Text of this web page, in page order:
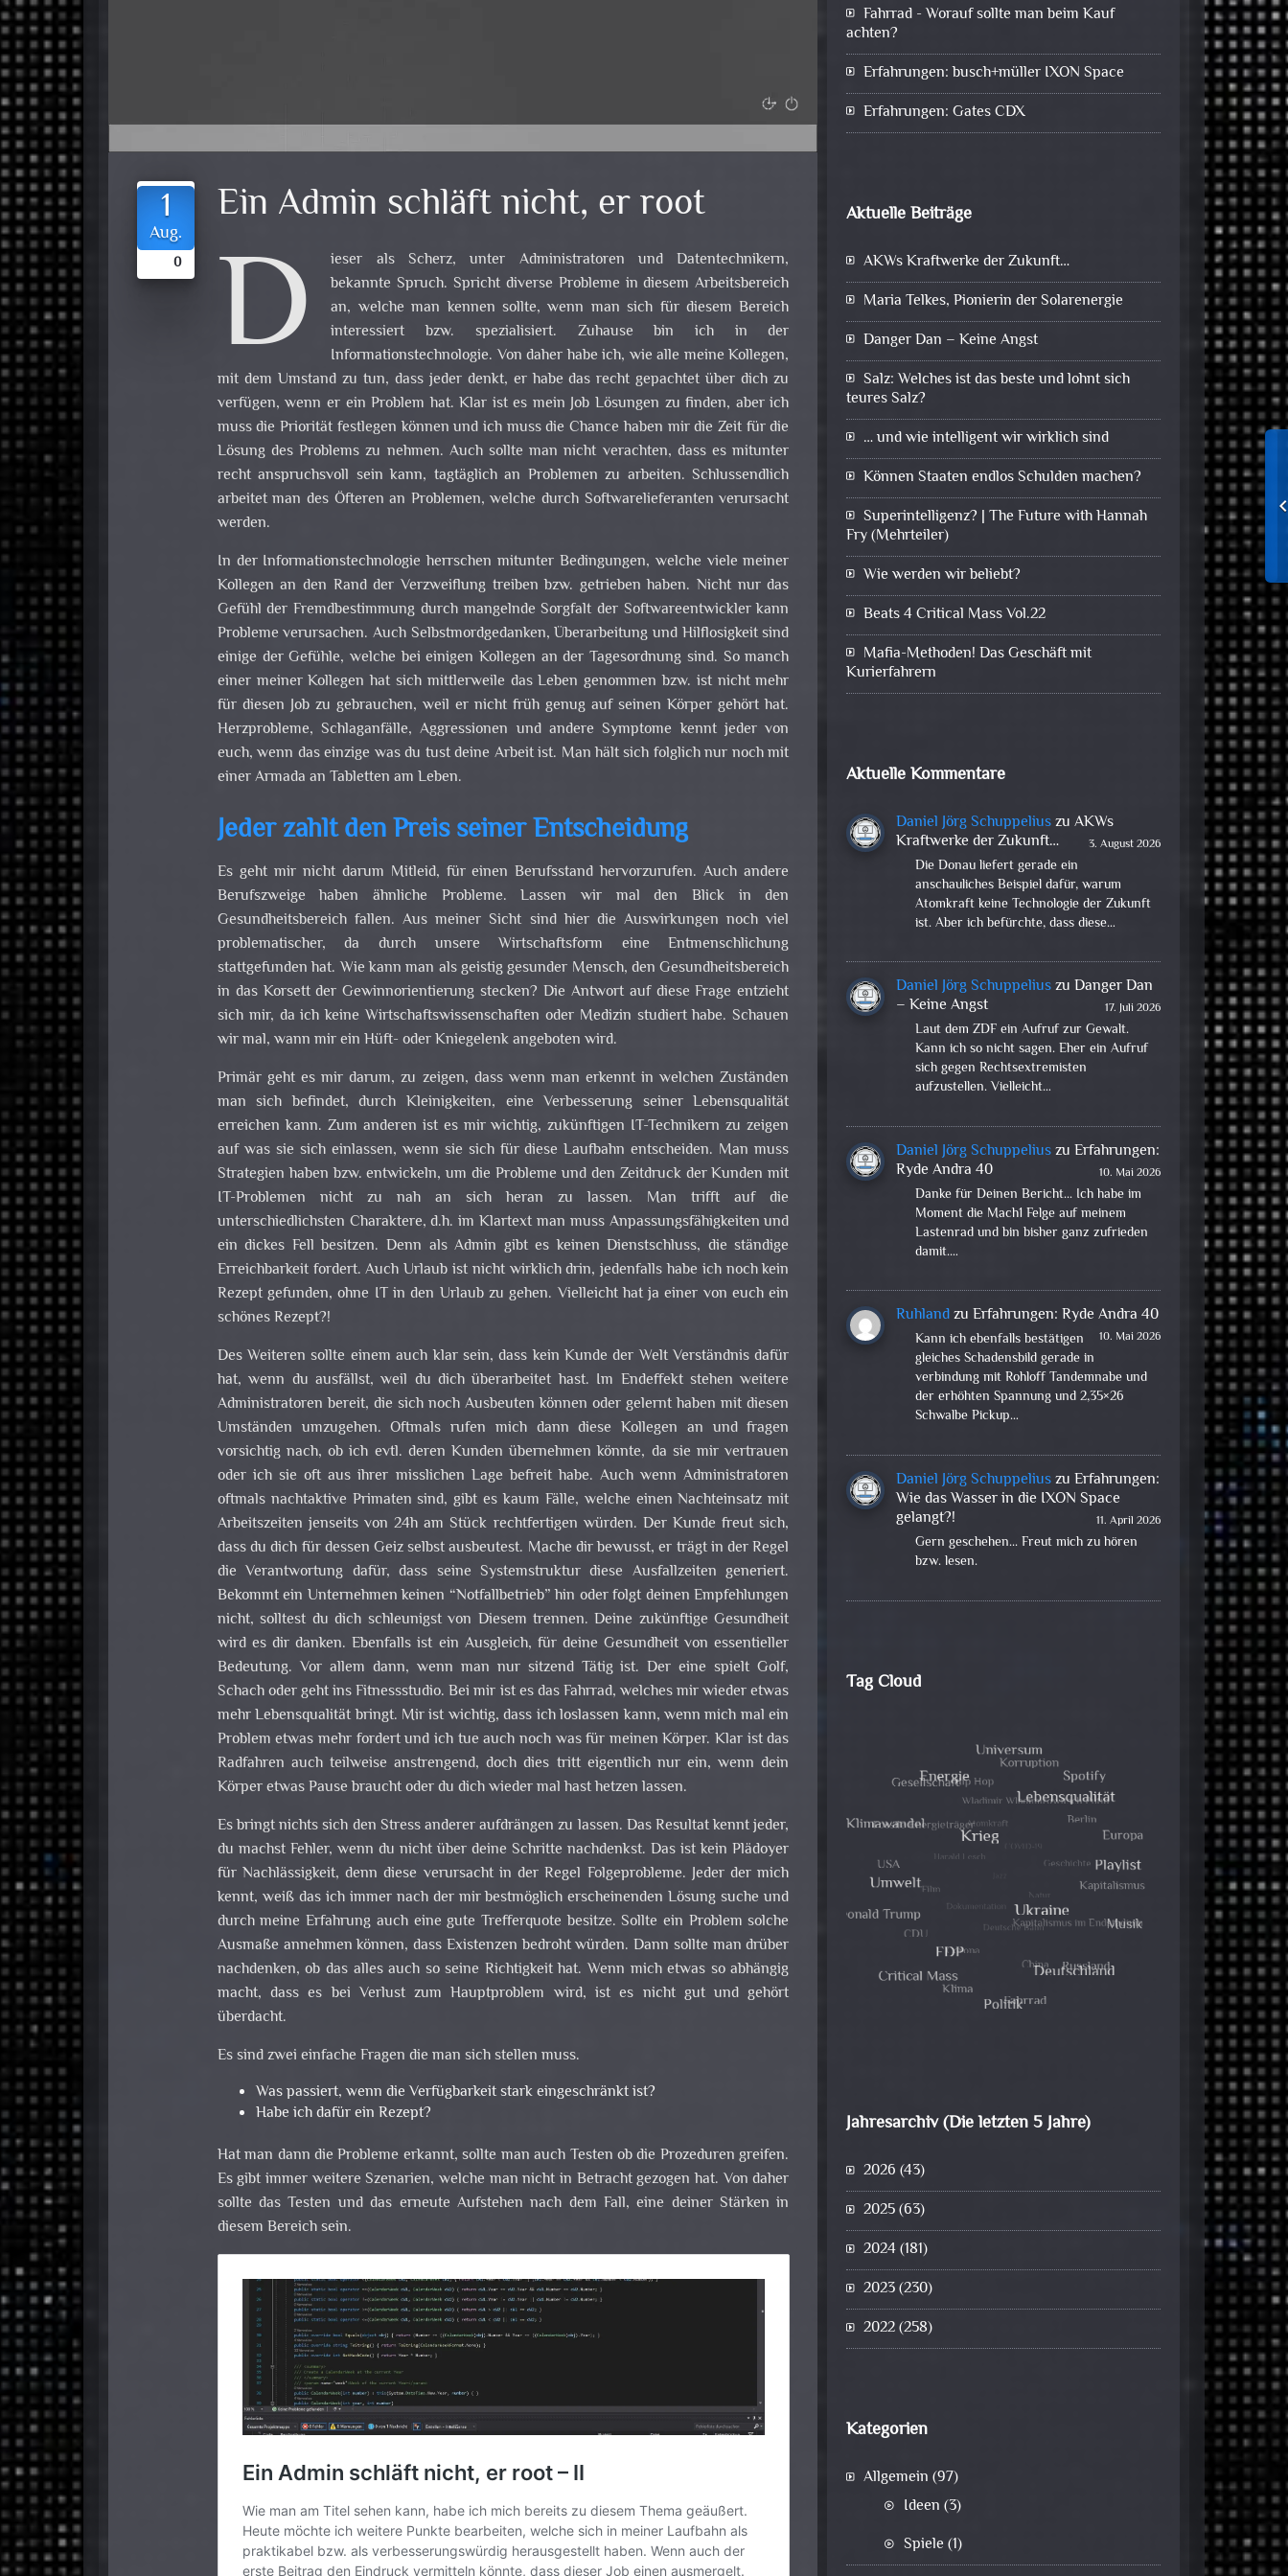
1
Aug.
0
Ein Admin schläft nicht, er root
D
ieser als Scherz, unter Administratoren und Datentechnikern,
bekannte Spruch. Spricht diverse Probleme in diesem Arbeitsbereich
an, welche man kennen sollte, wenn man sich für diesem Bereich
interessiert bzw. spezialisiert. Zuhause bin ich in der
Informationstechnologie. Von daher habe ich, wie alle meine Kollegen,
mit dem Umstand zu tun, dass jeder denkt, er habe das recht gepachtet über dich zu
verfügen, wenn er ein Problem hat. Klar ist es mein Job Lösungen zu finden, aber ich
muss die Priorität festlegen können und ich muss die Chance haben mir die Zeit für die
Lösung des Problems zu nehmen. Auch sollte man nicht verachten, dass es mitunter
recht anspruchsvoll sein kann, tagtäglich an Problemen zu arbeiten. Schlussendlich
arbeitet man des Öfteren an Problemen, welche durch Softwarelieferanten verursacht
werden.
In der Informationstechnologie herrschen mitunter Bedingungen, welche viele meiner
Kollegen an den Rand der Verzweiflung treiben bzw. getrieben haben. Nicht nur das
Gefühl der Fremdbestimmung durch mangelnde Sorgfalt der Softwareentwickler kann
Probleme verursachen. Auch Selbstmordgedanken, Überarbeitung und Hilflosigkeit sind
einige der Gefühle, welche bei einigen Kollegen an der Tagesordnung sind. So manch
einer meiner Kollegen hat sich mittlerweile das Leben genommen bzw. ist nicht mehr
für diesen Job zu gebrauchen, weil er nicht früh genug auf seinen Körper gehört hat.
Herzprobleme, Schlaganfälle, Aggressionen und andere Symptome kennt jeder von
euch, wenn das einzige was du tust deine Arbeit ist. Man hält sich folglich nur noch mit
einer Armada an Tabletten am Leben.
Jeder zahlt den Preis seiner Entscheidung
Es geht mir nicht darum Mitleid, für einen Berufsstand hervorzurufen. Auch andere
Berufszweige haben ähnliche Probleme. Lassen wir mal den Blick in den
Gesundheitsbereich fallen. Aus meiner Sicht sind hier die Auswirkungen noch viel
problematischer, da durch unsere Wirtschaftsform eine Entmenschlichung
stattgefunden hat. Wie kann man als geistig gesunder Mensch, den Gesundheitsbereich
in das Korsett der Gewinnorientierung stecken? Die Antwort auf diese Frage entzieht
sich mir, da ich keine Wirtschaftswissenschaften oder Medizin studiert habe. Schauen
wir mal, wann mir ein Hüft- oder Kniegelenk angeboten wird.
Primär geht es mir darum, zu zeigen, dass wenn man erkennt in welchen Zuständen
man sich befindet, durch Kleinigkeiten, eine Verbesserung seiner Lebensqualität
erreichen kann. Zum anderen ist es mir wichtig, zukünftigen IT-Technikern zu zeigen
auf was sie sich einlassen, wenn sie sich für diese Laufbahn entscheiden. Man muss
Strategien haben bzw. entwickeln, um die Probleme und den Zeitdruck der Kunden mit
IT-Problemen nicht zu nah an sich heran zu lassen. Man trifft auf die
unterschiedlichsten Charaktere, d.h. im Klartext man muss Anpassungsfähigkeiten und
ein dickes Fell besitzen. Denn als Admin gibt es keinen Dienstschluss, die ständige
Erreichbarkeit fordert. Auch Urlaub ist nicht wirklich drin, jedenfalls habe ich noch kein
Rezept gefunden, ohne IT in den Urlaub zu gehen. Vielleicht hat ja einer von euch ein
schönes Rezept?!
Des Weiteren sollte einem auch klar sein, dass kein Kunde der Welt Verständnis dafür
hat, wenn du ausfällst, weil du dich überarbeitet hast. Im Endeffekt stehen weitere
Administratoren bereit, die sich noch Ausbeuten können oder gelernt haben mit diesen
Umständen umzugehen. Oftmals rufen mich dann diese Kollegen an und fragen
vorsichtig nach, ob ich evtl. deren Kunden übernehmen könnte, da sie mir vertrauen
oder ich sie oft aus ihrer misslichen Lage befreit habe. Auch wenn Administratoren
oftmals nachtaktive Primaten sind, gibt es kaum Fälle, welche einen Nachteinsatz mit
Arbeitszeiten jenseits von 24h am Stück rechtfertigen würden. Der Kunde freut sich,
dass du dich für dessen Geiz selbst ausbeutest. Mache dir bewusst, er trägt in der Regel
die Verantwortung dafür, dass seine Systemstruktur diese Ausfallzeiten generiert.
Bekommt ein Unternehmen keinen “Notfallbetrieb” hin oder folgt deinen Empfehlungen
nicht, solltest du dich schleunigst von Diesem trennen. Deine zukünftige Gesundheit
wird es dir danken. Ebenfalls ist ein Ausgleich, für deine Gesundheit von essentieller
Bedeutung. Vor allem dann, wenn man nur sitzend Tätig ist. Der eine spielt Golf,
Schach oder geht ins Fitnessstudio. Bei mir ist es das Fahrrad, welches mir wieder etwas
mehr Lebensqualität bringt. Mir ist wichtig, dass ich loslassen kann, wenn mich mal ein
Problem etwas mehr fordert und ich tue auch noch was für meinen Körper. Klar ist das
Radfahren auch teilweise anstrengend, doch dies tritt eigentlich nur ein, wenn dein
Körper etwas Pause braucht oder du dich wieder mal hast hetzen lassen.
Es bringt nichts sich den Stress anderer aufdrängen zu lassen. Das Resultat kennt jeder,
du machst Fehler, wenn du nicht über deine Schritte nachdenkst. Das ist kein Plädoyer
für Nachlässigkeit, denn diese verursacht in der Regel Folgeprobleme. Jeder der mich
kennt, weiß das ich immer nach der mir bestmöglich erscheinenden Lösung suche und
durch meine Erfahrung auch eine gute Trefferquote besitze. Sollte ein Problem solche
Ausmaße annehmen können, dass Existenzen bedroht würden. Dann sollte man drüber
nachdenken, ob das alles auch so seine Richtigkeit hat. Wenn mich etwas so abhängig
macht, dass es bei Verlust zum Hauptproblem wird, ist es nicht gut und gehört
überdacht.
Es sind zwei einfache Fragen die man sich stellen muss.
Was passiert, wenn die Verfügbarkeit stark eingeschränkt ist?
Habe ich dafür ein Rezept?
Hat man dann die Probleme erkannt, sollte man auch Testen ob die Prozeduren greifen.
Es gibt immer weitere Szenarien, welche man nicht in Betracht gezogen hat. Von daher
sollte das Testen und das erneute Aufstehen nach dem Fall, eine deiner Stärken in
diesem Bereich sein.
Fahrrad - Worauf sollte man beim Kauf
achten?
Erfahrungen: busch+müller IXON Space
Erfahrungen: Gates CDX
Aktuelle Beiträge
AKWs Kraftwerke der Zukunft…
Maria Telkes, Pionierin der Solarenergie
Danger Dan – Keine Angst
Salz: Welches ist das beste und lohnt sich
teures Salz?
… und wie intelligent wir wirklich sind
Können Staaten endlos Schulden machen?
Superintelligenz? | The Future with Hannah
Fry (Mehrteiler)
Wie werden wir beliebt?
Beats 4 Critical Mass Vol.22
Mafia-Methoden! Das Geschäft mit
Kurierfahrern
Aktuelle Kommentare
Daniel Jörg SchuppeliuszuAKWs
Kraftwerke der Zukunft…
3. August 2026
Die Donau liefert gerade ein
anschauliches Beispiel dafür, warum
Atomkraft keine Technologie der Zukunft
ist. Aber ich befürchte, dass diese…
Daniel Jörg SchuppeliuszuDanger Dan
– Keine Angst
17. Juli 2026
Laut dem ZDF ein Aufruf zur Gewalt.
Kann ich so nicht sagen. Eher ein Aufruf
sich gegen Rechtsextremisten
aufzustellen. Vielleicht…
Daniel Jörg SchuppeliuszuErfahrungen:
Ryde Andra 40
10. Mai 2026
Danke für Deinen Bericht... Ich habe im
Moment die Mach1 Felge auf meinem
Lastenrad und bin bisher ganz zufrieden
damit.…
RuhlandzuErfahrungen: Ryde Andra 40
10. Mai 2026
Kann ich ebenfalls bestätigen
gleiches Schadensbild gerade in
verbindung mit Rohloff Tandemnabe und
der erhöhten Spannung und 2,35×26
Schwalbe Pickup…
Daniel Jörg SchuppeliuszuErfahrungen:
Wie das Wasser in die IXON Space
gelangt?!
11. April 2026
Gern geschehen... Freut mich zu hören
bzw. lesen.
Tag Cloud
Jahresarchiv (Die letzten 5 Jahre)
2026 (43)
2025(63)
2024(181)
2023(230)
2022(258)
Kategorien
Allgemein (97)
Ideen (3)
Spiele (1)